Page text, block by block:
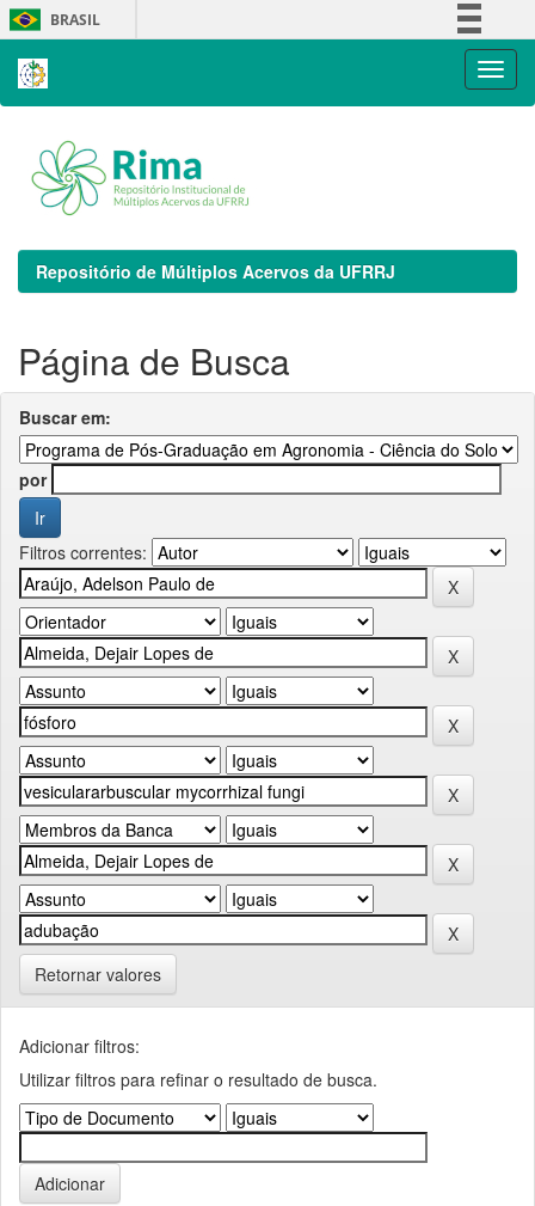
Skip
navigation
BRASIL
Repositório de Múltiplos Acervos da UFRRJ
Página de Busca
Buscar em:
por
Filtros correntes:
Retornar valores
Adicionar filtros:
Utilizar filtros para refinar o resultado de busca.